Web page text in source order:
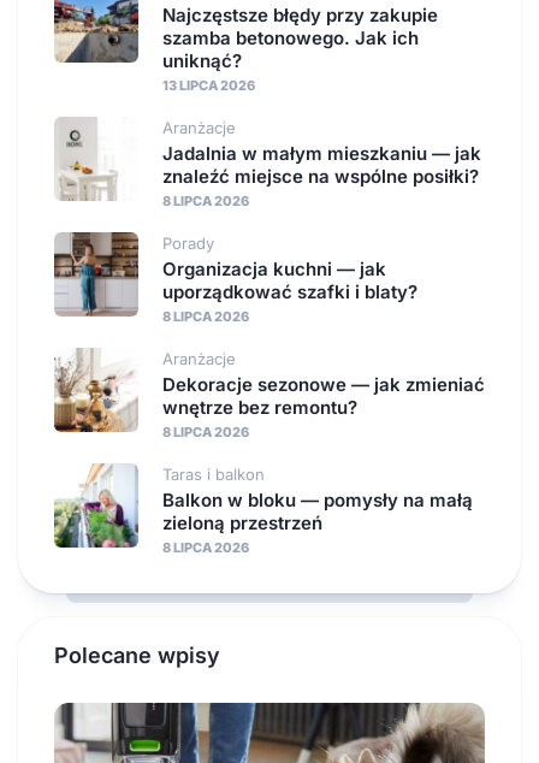
Najczęstsze błędy przy zakupie
szamba betonowego. Jak ich
uniknąć?
13 LIPCA 2026
Aranżacje
Jadalnia w małym mieszkaniu — jak
znaleźć miejsce na wspólne posiłki?
8 LIPCA 2026
Porady
Organizacja kuchni — jak
uporządkować szafki i blaty?
8 LIPCA 2026
Aranżacje
Dekoracje sezonowe — jak zmieniać
wnętrze bez remontu?
8 LIPCA 2026
Taras i balkon
Balkon w bloku — pomysły na małą
zieloną przestrzeń
8 LIPCA 2026
Polecane wpisy